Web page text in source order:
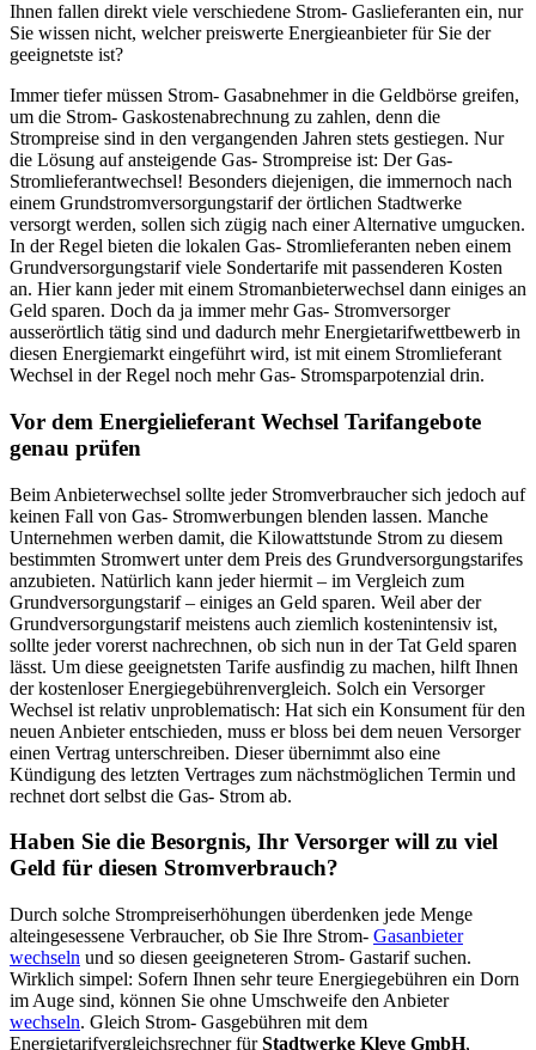
Ihnen fallen direkt viele verschiedene Strom- Gaslieferanten ein, nur
Sie wissen nicht, welcher preiswerte Energieanbieter für Sie der
geeignetste ist?
Immer tiefer müssen Strom- Gasabnehmer in die Geldbörse greifen,
um die Strom- Gaskostenabrechnung zu zahlen, denn die
Strompreise sind in den vergangenden Jahren stets gestiegen. Nur
die Lösung auf ansteigende Gas- Strompreise ist: Der Gas-
Stromlieferantwechsel! Besonders diejenigen, die immernoch nach
einem Grundstromversorgungstarif der örtlichen Stadtwerke
versorgt werden, sollen sich zügig nach einer Alternative umgucken.
In der Regel bieten die lokalen Gas- Stromlieferanten neben einem
Grundversorgungstarif viele Sondertarife mit passenderen Kosten
an. Hier kann jeder mit einem Stromanbieterwechsel dann einiges an
Geld sparen. Doch da ja immer mehr Gas- Stromversorger
ausserörtlich tätig sind und dadurch mehr Energietarifwettbewerb in
diesen Energiemarkt eingeführt wird, ist mit einem Stromlieferant
Wechsel in der Regel noch mehr Gas- Stromsparpotenzial drin.
Vor dem Energielieferant Wechsel Tarifangebote
genau prüfen
Beim Anbieterwechsel sollte jeder Stromverbraucher sich jedoch auf
keinen Fall von Gas- Stromwerbungen blenden lassen. Manche
Unternehmen werben damit, die Kilowattstunde Strom zu diesem
bestimmten Stromwert unter dem Preis des Grundversorgungstarifes
anzubieten. Natürlich kann jeder hiermit – im Vergleich zum
Grundversorgungstarif – einiges an Geld sparen. Weil aber der
Grundversorgungstarif meistens auch ziemlich kostenintensiv ist,
sollte jeder vorerst nachrechnen, ob sich nun in der Tat Geld sparen
lässt. Um diese geeignetsten Tarife ausfindig zu machen, hilft Ihnen
der kostenloser Energiegebührenvergleich. Solch ein Versorger
Wechsel ist relativ unproblematisch: Hat sich ein Konsument für den
neuen Anbieter entschieden, muss er bloss bei dem neuen Versorger
einen Vertrag unterschreiben. Dieser übernimmt also eine
Kündigung des letzten Vertrages zum nächstmöglichen Termin und
rechnet dort selbst die Gas- Strom ab.
Haben Sie die Besorgnis, Ihr Versorger will zu viel
Geld für diesen Stromverbrauch?
Durch solche Strompreiserhöhungen überdenken jede Menge
alteingesessene Verbraucher, ob Sie Ihre Strom- Gasanbieter
wechseln und so diesen geeigneteren Strom- Gastarif suchen.
Wirklich simpel: Sofern Ihnen sehr teure Energiegebühren ein Dorn
im Auge sind, können Sie ohne Umschweife den Anbieter
wechseln. Gleich Strom- Gasgebühren mit dem
Energietarifvergleichsrechner fürStadtwerke Kleve GmbH,